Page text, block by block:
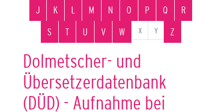
J
K L M N O P Q
R
S
T U V W X Y Z
Dolmetscher- und
Übersetzerdatenbank
(DÜD) - Aufnahme bei